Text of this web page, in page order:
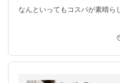
なんといってもコスパが素晴